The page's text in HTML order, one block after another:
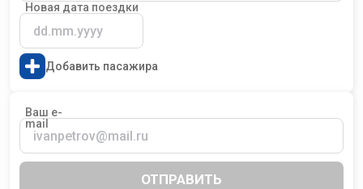
Новая дата поездки
Добавить пасажира
Ваш e-
mail
ОТПРАВИТЬ